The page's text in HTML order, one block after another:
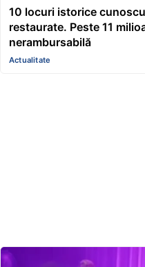
10 locuri istorice
restaurate. Peste 11
nerambursabilă
Actualitate